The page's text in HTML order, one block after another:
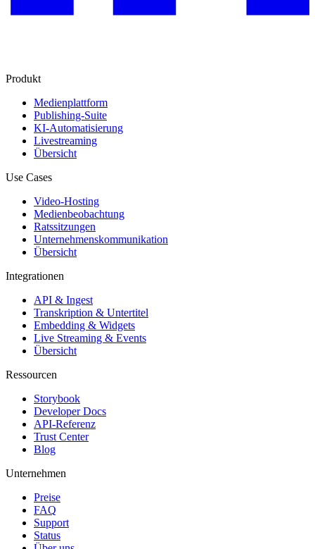
Produkt
Medienplattform
Publishing-Suite
KI-Automatisierung
Livestreaming
Übersicht
Use Cases
Video-Hosting
Medienbeobachtung
Ratssitzungen
Unternehmenskommunikation
Übersicht
Integrationen
API & Ingest
Transkription & Untertitel
Embedding & Widgets
Live Streaming & Events
Übersicht
Ressourcen
Storybook
Developer Docs
API-Referenz
Trust Center
Blog
Unternehmen
Preise
FAQ
Support
Status